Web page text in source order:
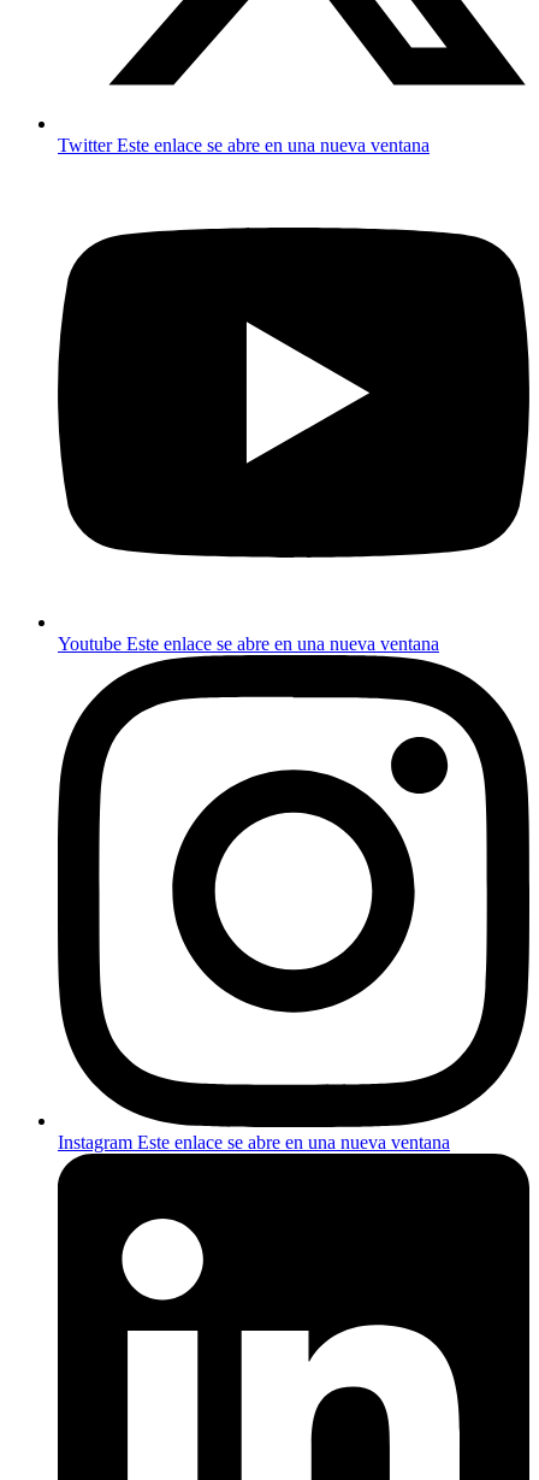
TwitterEste enlace se abre en una nueva ventana
Youtube Este enlace se abre en una nueva ventana
Instagram Este enlace se abre en una nueva ventana